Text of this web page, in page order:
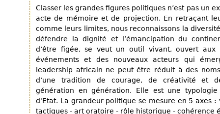
Classer les grandes figures politiques n’est pas un
acte de mémoire et de projection. En retraçant
comme leurs limites, nous reconnaissons la
défendre la dignité et l’émancipation du
d’être figée, se veut un outil vivant, ouvert
événements et des nouveaux acteurs qui
leadership africain ne peut être réduit à des
d’une tradition de courage, de créativité et
génération en génération. Elle est une
d'Etat. La grandeur politique se mesure en 5 axes
tactiques - art oratoire - rôle historique - cohérence